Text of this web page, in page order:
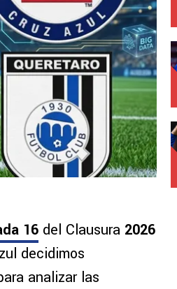
16 del Clausura 2026
decidimos
analizar las